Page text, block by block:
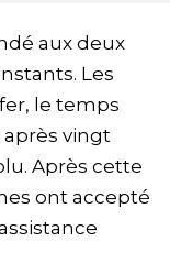
aux deux
Les
le temps
vingt
Après cette
ont accepté